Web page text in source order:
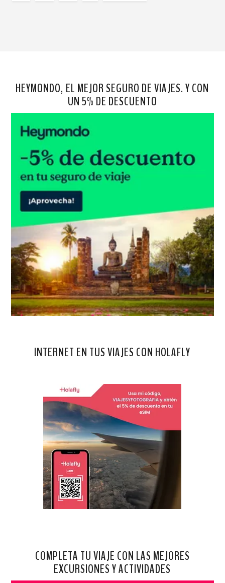
HEYMONDO, EL MEJOR SEGURO DE VIAJES. Y CON
UN 5% DE DESCUENTO
INTERNET EN TUS VIAJES CON HOLAFLY
COMPLETA TU VIAJE CON LAS MEJORES
EXCURSIONES Y ACTIVIDADES